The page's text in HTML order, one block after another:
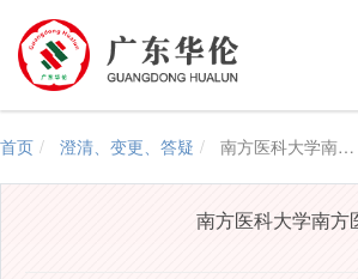
首页 澄清、变更、答疑 南方医科大学南方医院肾脏病医学中心特定蛋白分析仪院内公开竞磋项目包组1失败公告
南方医科大学南方